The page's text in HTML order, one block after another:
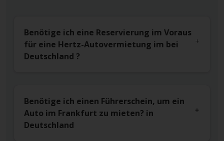
Benötige ich eine Reservierung im Voraus
für eine Hertz-Autovermietung im bei
Deutschland ?
Benötige ich einen Führerschein, um ein
Auto im Frankfurt zu mieten? in
Deutschland